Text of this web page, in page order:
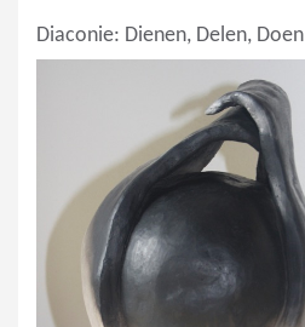
Diaconie: Dienen, Delen, Doen